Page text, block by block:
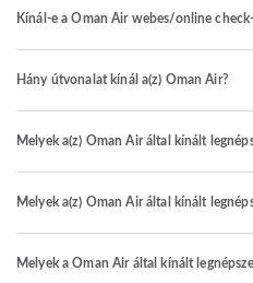
Kínál-e a Oman Air webes/online
Hány útvonalat kínál a(z) Oman Air?
Melyek a(z) Oman Air által kínált
Melyek a(z) Oman Air által kínált
Melyek a Oman Air által kínált